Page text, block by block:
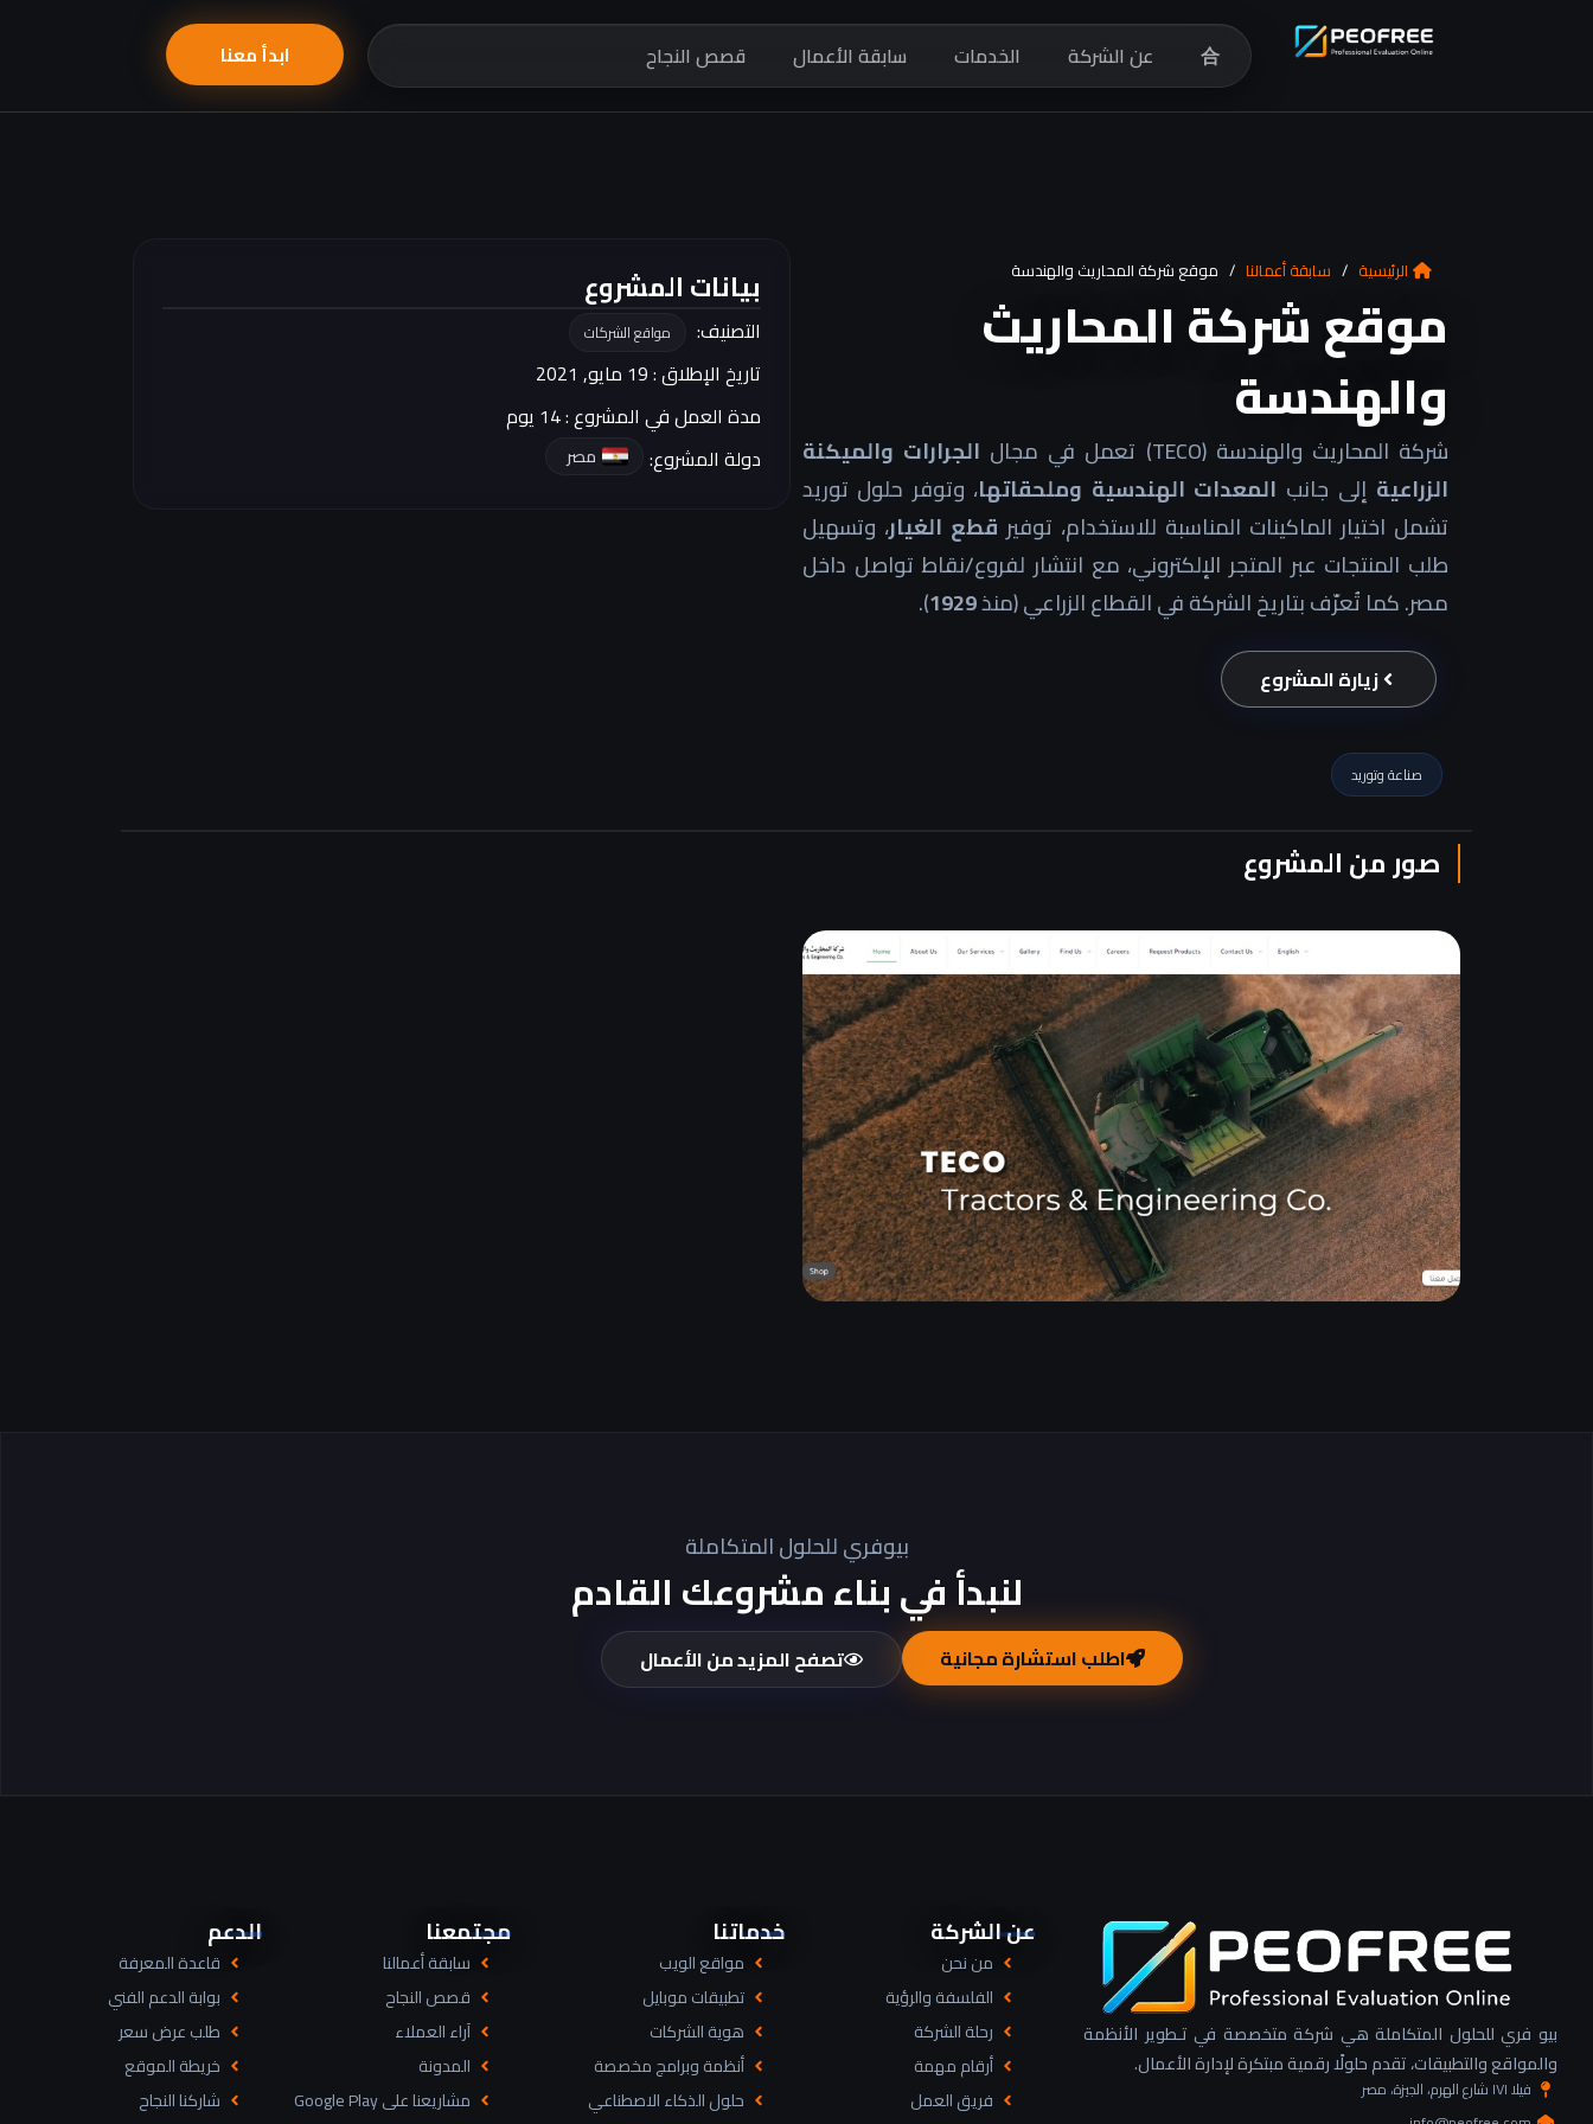
合 عن الشركة الخدمات سابقة الأعمال قصص النجاح ابدأ معنا
الرئيسية / سابقة أعمالنا / موقع شركة المحاريث والهندسة
موقع شركة المحاريث
والهندسة
شركة المحاريث والهندسة (TECO) تعمل في مجال
الجرارات والميكنة
الزراعية إلى جانب المعدات الهندسية وملحقاتها، وتوفر حلول توريد
تشمل اختيار الماكينات المناسبة للاستخدام، توفير قطع الغيار، وتسهيل
طلب المنتجات عبر المتجر الإلكتروني، مع انتشار لفروع/نقاط تواصل داخل
مصر. كما تُعرّف بتاريخ الشركة في القطاع الزراعي (منذ1929
).
زيارة المشروع
صناعة وتوريد
بيانات المشروع
التصنيف: مواقع الشركات
تاريخ الإطلاق : 19 مايو, 2021
مدة العمل في المشروع : 14 يوم
دولة المشروع:
مصر
صور من المشروع
بيوفري للحلول المتكاملة
لنبدأ في بناء مشروعك القادم
اطلب استشارة مجانية تصفح المزيد من الأعمال
بيو فري للحلول المتكاملة هي شركة متخصصة في تـطوير الأنظمة
والمواقع والتطبيقات، تقدم حلولًا رقمية مبتكرة لإدارة الأعمال.
فيلا ١٧١ شارع الهرم، الجيزة، مصر
عن الشركة
من نحن
الفلسفة والرؤية
رحلة الشركة
أرقام مهمة
فريق العمل
خدماتنا
مواقع الويب
تطبيقات موبايل
هوية الشركات
أنظمة وبرامج مخصصة
حلول الذكاء الاصطناعي
مجتمعنا
سابقة أعمالنا
قصص النجاح
آراء العملاء
المدونة
مشاريعنا على Google Play
الدعم
قاعدة المعرفة
بوابة الدعم الفني
طلب عرض سعر
خريطة الموقع
شاركنا النجاح